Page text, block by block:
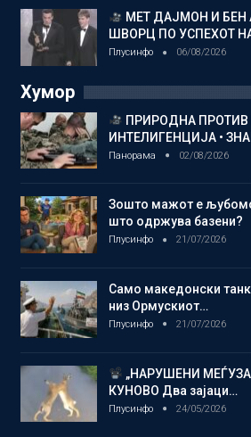
МЕТ ДАЈМОН И БЕН
ШВОРЦ ПО УСПЕХОТ
Плусинфо 06/08/2026
Хумор
ПРИРОДНА
ИНТЕЛИГЕНЦИЈА •
Панорама 02/08/2026
Зошто мажот е
што одржува базени?
Плусинфо 21/07/2026
Само македонски
низ Ормускиот…
Плусинфо 21/07/2026
„НАРУШЕНИ
КУНОВО Два зајаци…
Плусинфо 24/05/2026